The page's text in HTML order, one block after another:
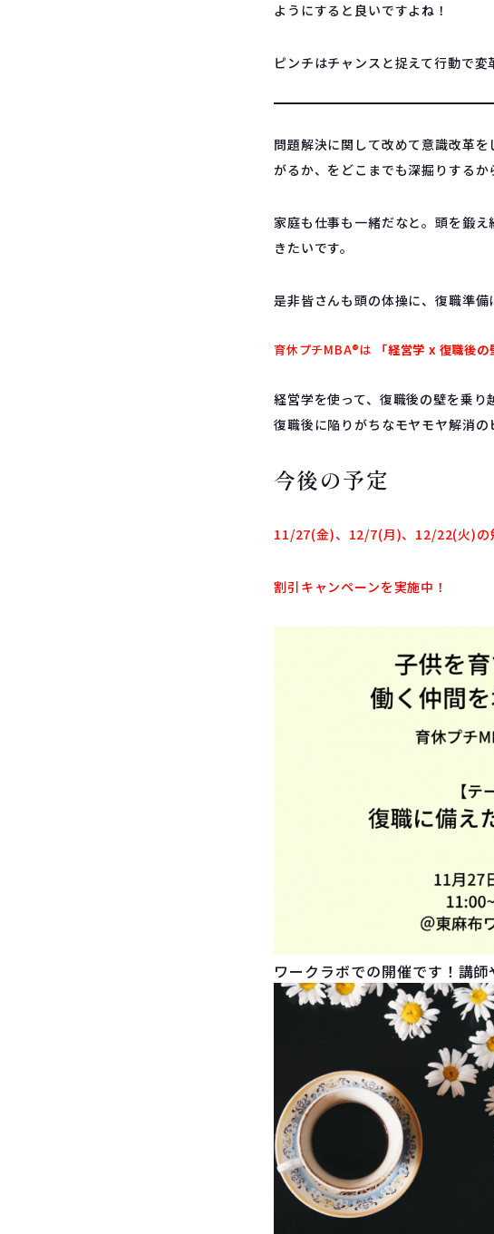
ようにすると良いですよね！
ピンチはチャンスと捉えて行動で変
問題解決に関して改めて意識改革
がるか、をどこまでも深掘りするか
家庭も仕事も一緒だなと。頭を鍛
きたいです。
是非皆さんも頭の体操に、復職準
育休プチMBA®︎は 「経営学 x 復職後の
経営学を使って、復職後の壁を乗り
復職後に陥りがちなモヤモヤ解消の
今後の予定
11/27(金)、12/7(月)、12/22(火)の
割引キャンペーンを実施中！
ワークラボでの開催です！講